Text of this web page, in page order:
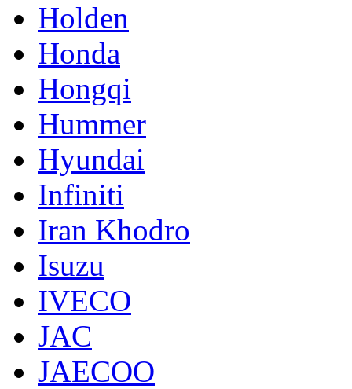
Holden
Honda
Hongqi
Hummer
Hyundai
Infiniti
Iran Khodro
Isuzu
IVECO
JAC
JAECOO